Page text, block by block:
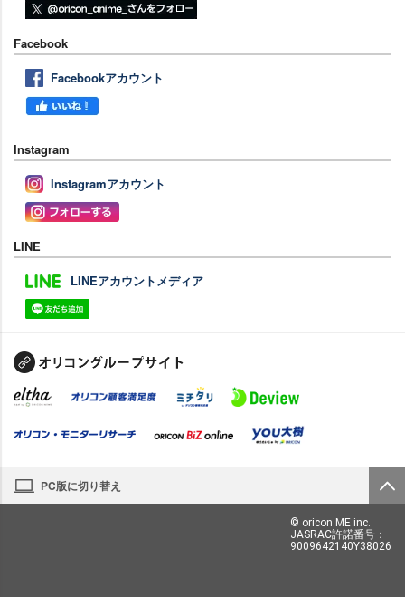
Facebook
Facebookアカウント
Instagram
Instagramアカウント
LINE
LINEアカウントメディア
PC版に切り替え
© oricon ME inc.
JASRAC許諾番号：
9009642140Y38026